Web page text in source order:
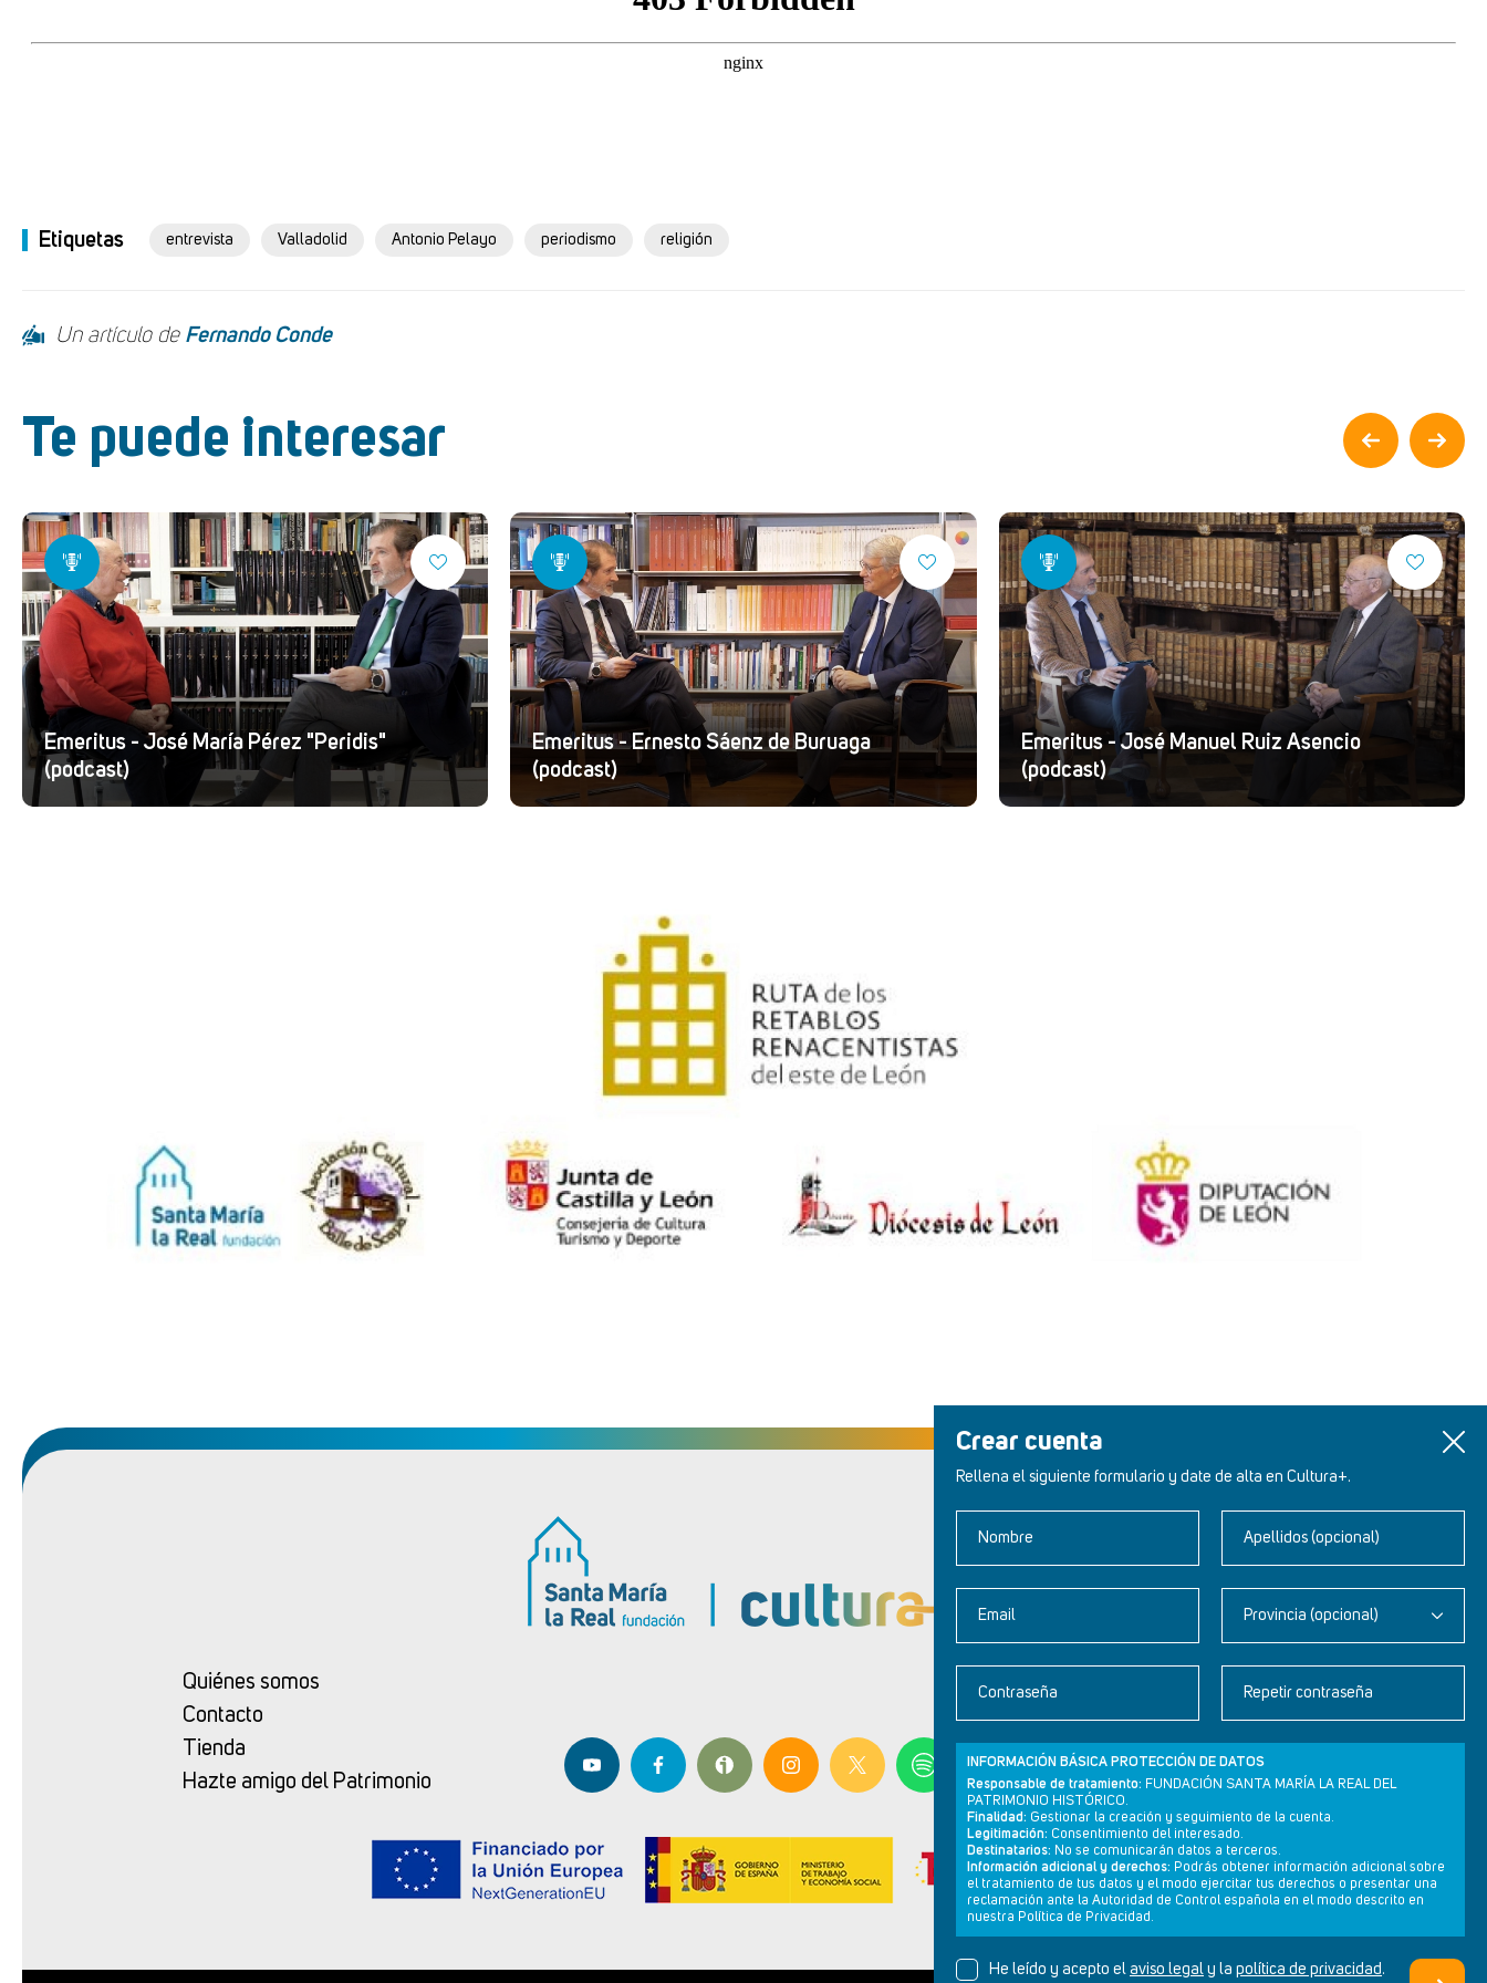
Crear cuenta
Rellena el siguiente formulario y date de alta en Cultura+.
Nombre Apellidos (opcional)
Email Provincia (opcional)
Contraseña Repetir contraseña
INFORMACIÓN BÁSICA PROTECCIÓN DE DATOS
Responsable de tratamiento: FUNDACIÓN SANTA MARÍA LA REAL DEL
PATRIMONIO HISTÓRICO.
Finalidad: Gestionar la creación y seguimiento de la cuenta.
Legitimación: Consentimiento del interesado.
Destinatarios: No se comunicarán datos a terceros.
Información adicional y derechos: Podrás obtener información adicional sobre
el tratamiento de tus datos y el modo ejercitar tus derechos o presentar una
reclamación ante la Autoridad de Control española en el modo descrito en
nuestra Política de Privacidad.
He leído y acepto el aviso legal y la política de privacidad.
Etiquetas entrevista Valladolid Antonio Pelayo periodismo religión
Un artículo de Fernando Conde
Te puede interesar
Emeritus - José María Pérez "Peridis"
(podcast)
Emeritus - Ernesto Sáenz de Buruaga
(podcast)
Emeritus - José Manuel Ruiz Asencio
(podcast)
Quiénes somos
Contacto
Tienda
Hazte amigo del Patrimonio
Newsletter
Aviso legal
Política de privacidad
Política de cookies